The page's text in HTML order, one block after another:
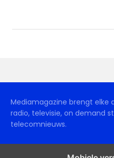
Mediamagazine brengt elke
radio, televisie, on demand
telecomnieuws.